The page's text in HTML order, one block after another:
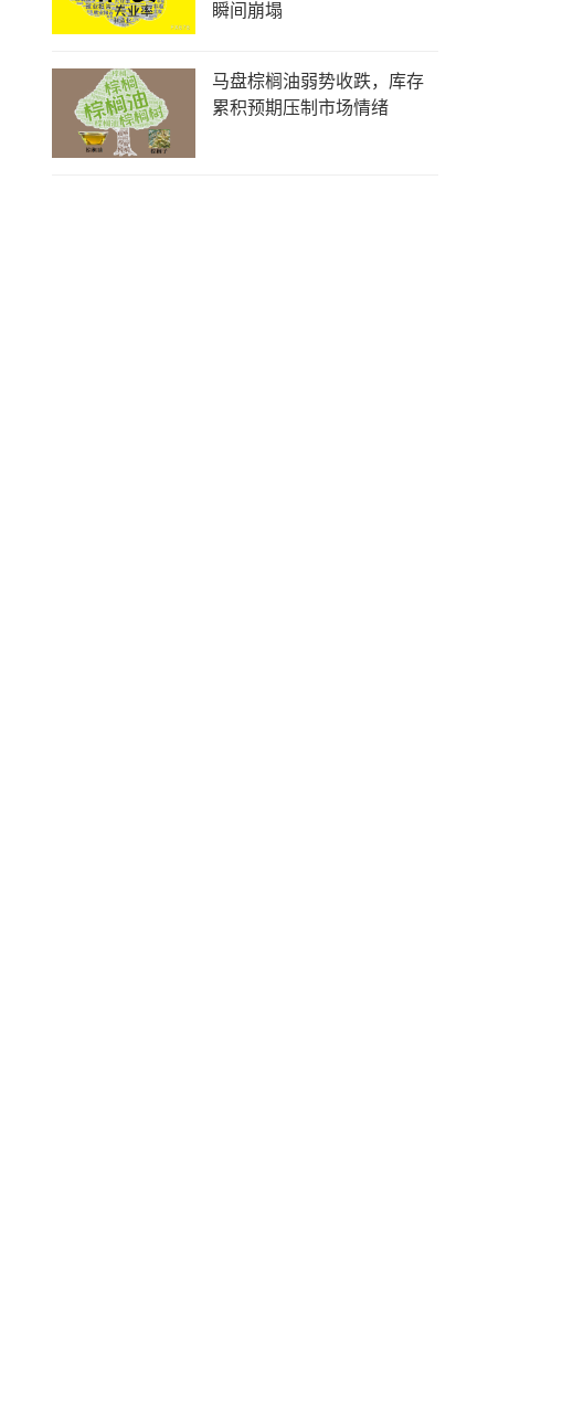
瞬间崩塌
马盘棕榈油弱势收跌，库存
累积预期压制市场情绪